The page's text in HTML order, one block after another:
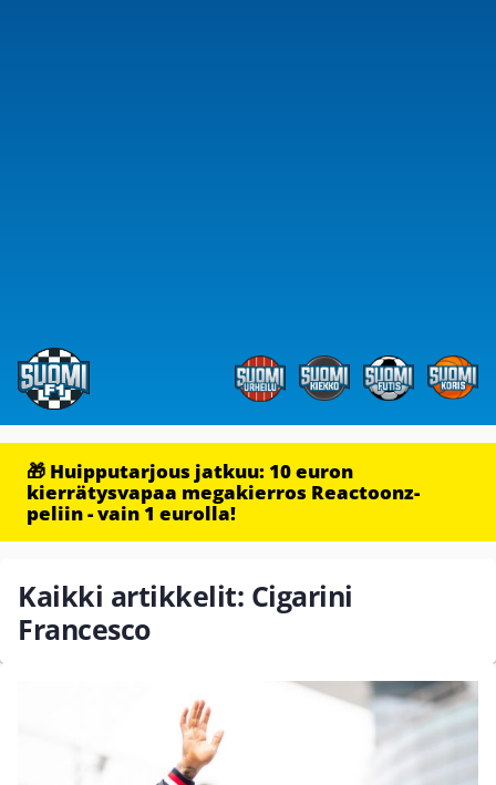
🎁 Huipputarjous jatkuu: 10 euron
kierrätysvapaa megakierros Reactoonz-
peliin - vain 1 eurolla!
Kaikki artikkelit: Cigarini
Francesco